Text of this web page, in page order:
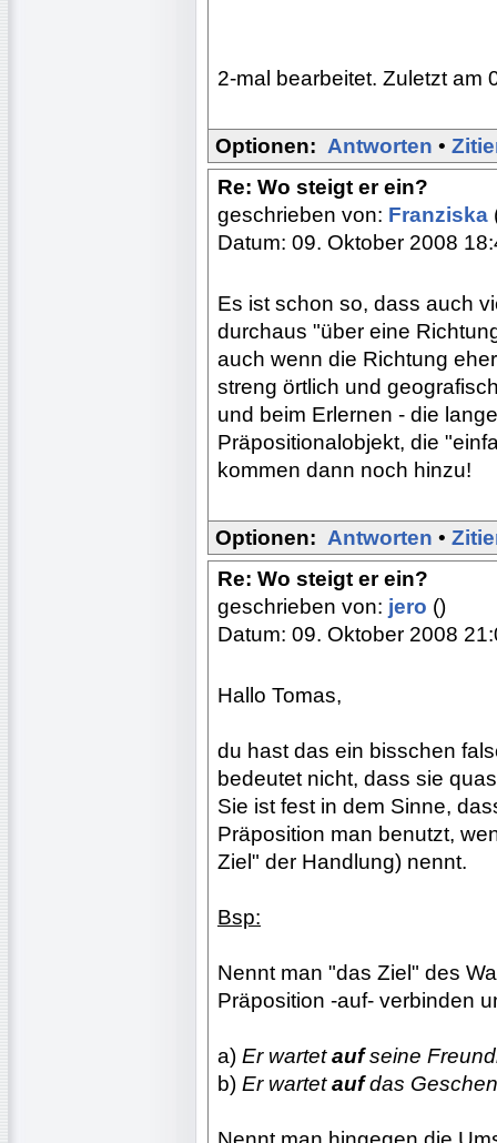
2-mal bearbeitet. Zuletzt am
Optionen: Antworten •
Re: Wo steigt er ein?
geschrieben von: Franziska
Datum: 09. Oktober 2008
Es ist schon so, dass auch
durchaus "über eine
auch wenn die Richtung
streng örtlich und
und beim Erlernen - die
Präpositionalobjekt, die
kommen dann noch hinzu!
Optionen: Antworten •
Re: Wo steigt er ein?
geschrieben von: jero ()
Datum: 09. Oktober 2008
Hallo Tomas,
du hast das ein bisschen
bedeutet nicht, dass sie
Sie ist fest in dem Sinne,
Präposition man benutzt,
Ziel" der Handlung) nennt.
Bsp:
Nennt man "das Ziel" des
Präposition -auf- verbinden
a) Er wartetaufseine
b) Er wartetaufdas